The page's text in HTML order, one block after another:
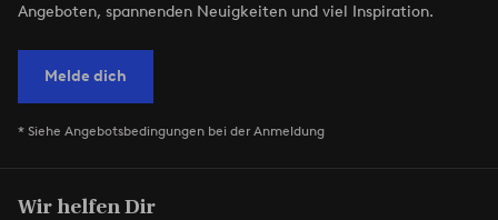
Angeboten, spannenden Neuigkeiten und viel Inspiration.
Melde dich
* Siehe Angebotsbedingungen bei der Anmeldung
Wir helfen Dir